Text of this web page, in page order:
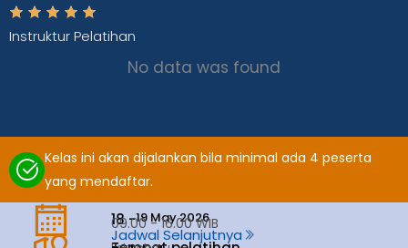
Instruktur Pelatihan
No data was found
Kelas ini akan dijalankan bila minimal ada 4 peserta
yang mendaftar.
18 -19 May 2026
09.00 - 16.00 WIB
Jadwal Selanjutnya